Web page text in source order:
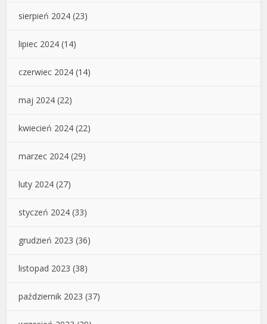
sierpień 2024 (23)
lipiec 2024 (14)
czerwiec 2024 (14)
maj 2024 (22)
kwiecień 2024 (22)
marzec 2024 (29)
luty 2024 (27)
styczeń 2024 (33)
grudzień 2023 (36)
listopad 2023 (38)
październik 2023 (37)